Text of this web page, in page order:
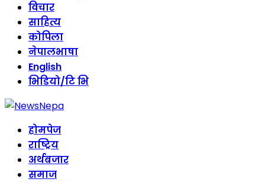
विचार
साहित्य
कोपिला
नेपालभाषा
English
भिडियो/टि भि
होमपेज
राष्ट्रिय
अर्थबजार
समाज